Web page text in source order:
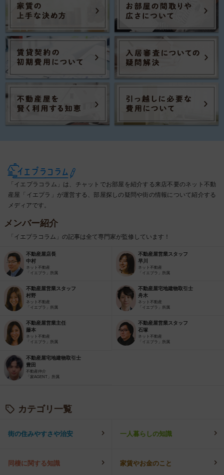
「イエプラコラム」は、チャットでお部屋を紹介する来店不要のネット不動
産屋「イエプラ」が運営する、部屋探しの疑問や街の情報について紹介する
メディアです。
メンバー紹介
「イエプラコラム」の記事は全て専門家が監修しています！
不動産屋店長
中村
ネット不動産
「イエプラ」所属
不動産屋営業スタッフ
早川
ネット不動産
「イエプラ」所属
不動産屋営業スタッフ
村野
ネット不動産
「イエプラ」所属
不動産屋宅地建物取引士
舟木
ネット不動産
「イエプラ」所属
不動産屋営業主任
藤本
ネット不動産
「イエプラ」所属
不動産屋営業スタッフ
石塚
ネット不動産
「イエプラ」所属
不動産屋宅地建物取引士
豊田
不動産仲介
「家AGENT」所属
カテゴリ一覧
街の住みやすさや治安 一人暮らしの知識
同棲に関する知識 家賃やお金のこと